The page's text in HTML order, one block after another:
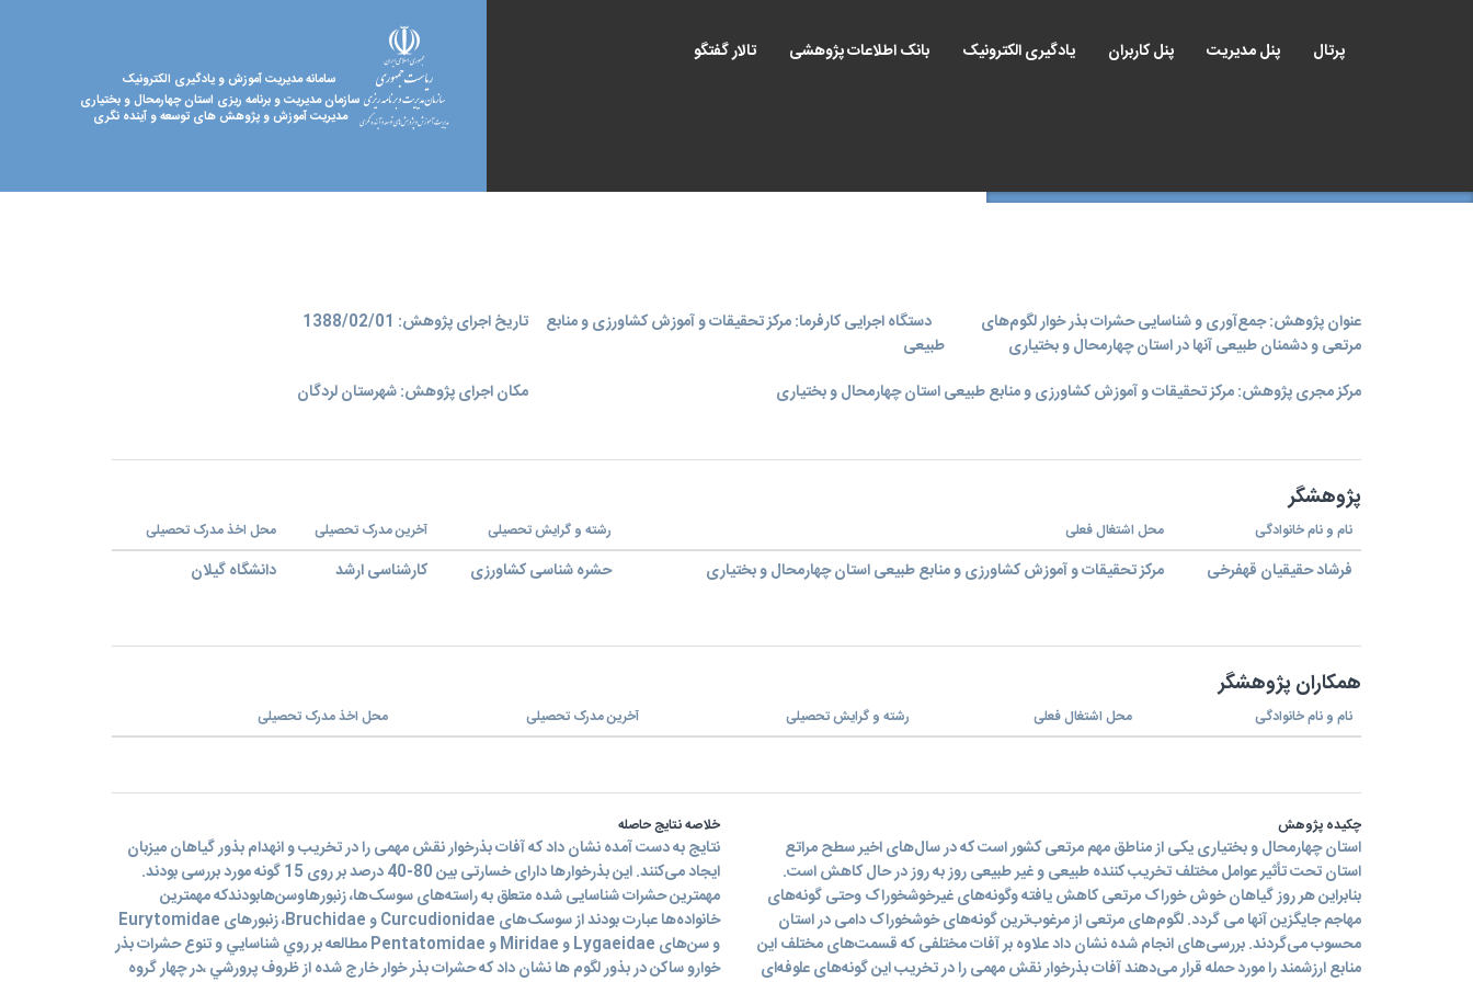
سامانه مدیریت آموزش و یادگیری الکترونیک
سازمان مدیریت و برنامه ریزی استان چهارمحال و بختیاری
مدیریت آموزش و پژوهش های توسعه و آینده نگری
پرتال پنل مدیریت پنل کاربران یادگیری الکترونیک بانک اطلاعات پژوهشی تالار گفتگو
عنوان پژوهش: جمع‌آوری و شناسایی حشرات بذر خوار لگوم‌های
مرتعی و دشمنان طبیعی آنها در استان چهارمحال و بختیاری
دستگاه اجرایی کارفرما: مرکز تحقیقات و آموزش کشاورزی و منابع
طبیعی
تاریخ اجرای پژوهش: 1388/02/01
مرکز مجری پژوهش: مرکز تحقیقات و آموزش کشاورزی و منابع طبیعی استان چهارمحال و بختیاری مکان اجرای پژوهش: شهرستان لردگان
پژوهشگر
نام و نام خانوادگی محل اشتغال فعلی رشته و گرایش تحصیلی آخرین مدرک تحصیلی محل اخذ مدرک تحصیلی
فرشاد حقیقیان قهفرخی مرکز تحقیقات و آموزش کشاورزی و منابع طبیعی استان چهارمحال و بختیاری حشره شناسی کشاورزی کارشناسی ارشد دانشگاه گیلان
همکاران پژوهشگر
نام و نام خانوادگی محل اشتغال فعلی رشته و گرایش تحصیلی آخرین مدرک تحصیلی محل اخذ مدرک تحصیلی
چکیده پژوهش
استان چهارمحال و بختیاری یکی از مناطق مهم مرتعی کشور است که در سال‌های اخیر سطح مراتع
استان تحت تأثیر عوامل مختلف تخریب کننده طبیعی و غیر طبیعی روز به روز در حال کاهش است.
بنابراین هر روز گیاهان خوش خوراک مرتعی کاهش یافته وگونه‌های غیرخوشخوراک وحتی گونه‌های
مهاجم جایگزین آنها می گردد. لگوم‌های مرتعی از مرغوب‌ترین گونه‌های خوشخوراک دامی در استان
محسوب می‌گردند. بررسی‌های انجام شده نشان داد علاوه بر آفات مختلفی که قسمت‌های مختلف این
منابع ارزشمند را مورد حمله قرار می‌دهند آفات بذرخوار نقش مهمی را در تخریب این گونه‌های علوفه‌ای
خلاصه نتایج حاصله
نتایج به دست آمده نشان داد که آفات بذرخوار نقش مهمی را در تخریب و انهدام بذور گیاهان میزبان
ایجاد می‌کنند. این بذرخوارها دارای خسارتی بین 80-40 درصد بر روی 15 گونه مورد بررسی بودند.
مهمترین حشرات شناسایی شده متعلق به راسته‌های سوسک‌ها، زنبورهاوسن‌هابودندکه مهمترین
خانواده‌ها عبارت بودند از سوسک‌های Curcudionidae و Bruchidae، زنبورهای Eurytomidae
و سن‌های Lygaeidae و Miridae و Pentatomidae مطالعه بر روي شناسايي و تنوع حشرات بذر
خوارو ساكن در بذور لگوم ها نشان داد كه حشرات بذر خوار خارج شده از ظروف پرورشي ،در چهار گروه